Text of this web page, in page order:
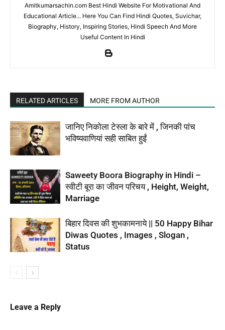
Amitkumarsachin.com Best Hindi Website For Motivational And
Educational Article... Here You Can Find Hindi Quotes, Suvichar,
Biography, History, Inspiring Stories, Hindi Speech And More
Useful Content In Hindi
RELATED ARTICLES MORE FROM AUTHOR
जानिए निकोला टेस्ला के बारे में , जिनकी पांच
भविष्यवाणियां सही साबित हुईं
Saweety Boora Biography in Hindi –
स्वीटी बूरा का जीवन परिचय , Height, Weight,
Marriage
बिहार दिवस की शुभकामनाये || 50 Happy Bihar
Diwas Quotes , Images , Slogan ,
Status
Leave a Reply